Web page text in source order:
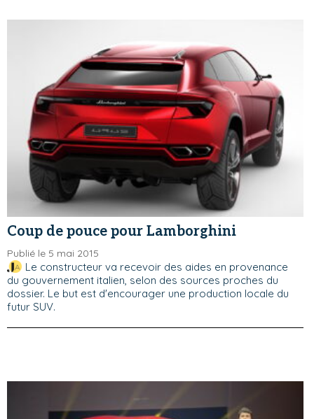
Coup de pouce pour Lamborghini
Publié le 5 mai 2015
Le constructeur va recevoir des aides en provenance
du gouvernement italien, selon des sources proches du
dossier. Le but est d'encourager une production locale du
futur SUV.